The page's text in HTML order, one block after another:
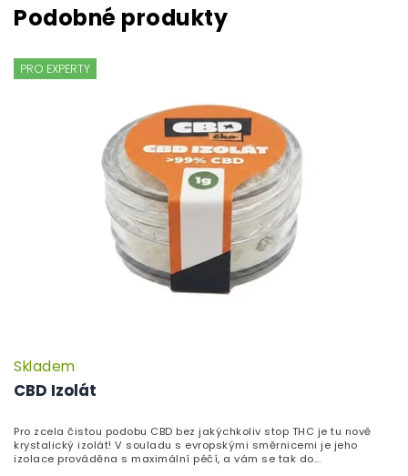
PRO EXPERTY
CBD Izolát
Skladem
Pro zcela čistou podobu CBD bez jakýchkoliv stop THC je tu nově
krystalický izolát! V souladu s evropskými směrnicemi je jeho
izolace prováděna s maximální péčí, a vám se tak do...